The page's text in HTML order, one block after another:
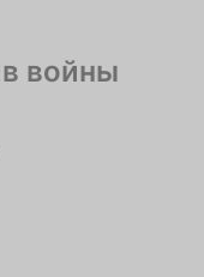
войны